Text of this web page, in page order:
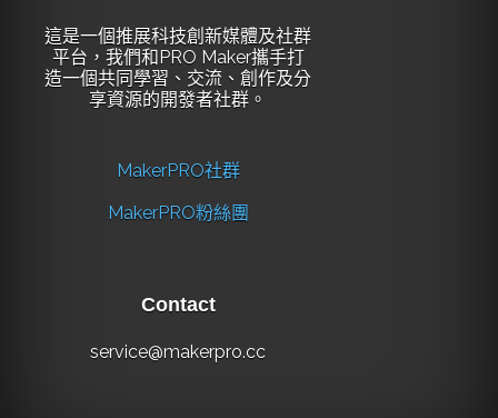
這是一個推展科技創新媒體及社群
平台，我們和PRO Maker攜手打
造一個共同學習、交流、創作及分
享資源的開發者社群。
MakerPRO社群
MakerPRO粉絲團
Contact
service@makerpro.cc